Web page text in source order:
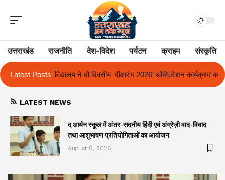
उत्तराखंड राजनीति देश-विदेश पर्यटन क्राइम संस्कृति
Latest Posts
‘दीक्षारंभ 2026’ ओरिएंटेशन कार्यक्रम का किया आयोजन एक साल से लंबित
LATEST NEWS
द आर्यन स्कूल में अंतर-सदनीय हिंदी एवं अंग्रेज़ी वाद-विवाद
तथा आशुभाषण प्रतियोगिताओं का आयोजन
August 8, 2026